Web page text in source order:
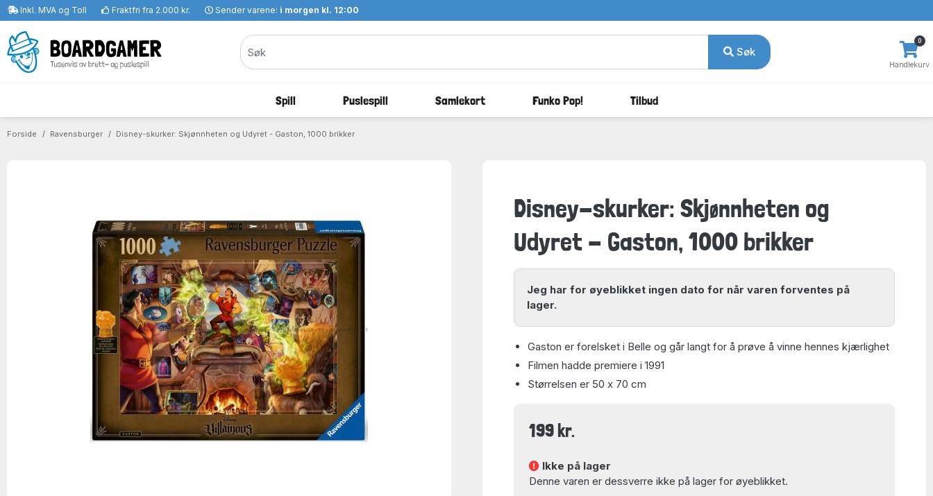
Inkl. MVA og Toll Fraktfri fra 2.000 kr. Sender varene: i morgen kl. 12:00
Søk
Handlekurv
0
Spill Puslespill Samlekort Funko Pop! Tilbud
Forside Ravensburger Disney-skurker: Skjønnheten og Udyret - Gaston, 1000 brikker
Disney-skurker: Skjønnheten og
Udyret - Gaston, 1000 brikker
Jeg har for øyeblikket ingen dato for når varen forventes på
lager.
Gaston er forelsket i Belle og går langt for å prøve å vinne hennes kjærlighet
Filmen hadde premiere i 1991
Størrelsen er 50 x 70 cm
199 kr.
Ikke på lager
Denne varen er dessverre ikke på lager for øyeblikket.